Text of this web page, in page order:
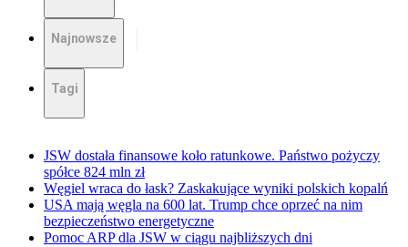
Najnowsze
Tagi
JSW dostała finansowe koło ratunkowe. Państwo pożyczy
spółce 824 mln zł
Węgiel wraca do łask? Zaskakujące wyniki polskich kopalń
USA mają węgla na 600 lat. Trump chce oprzeć na nim
bezpieczeństwo energetyczne
Pomoc ARP dla JSW w ciągu najbliższych dni